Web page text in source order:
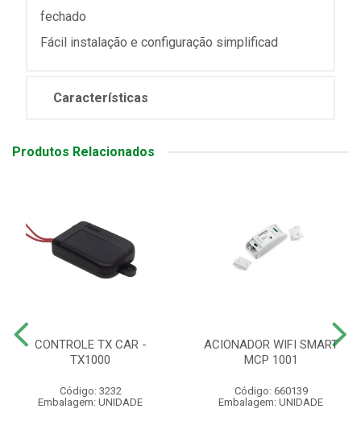
fechado
Fácil instalação e configuração simplificad
Características
Produtos Relacionados
CONTROLE TX CAR -
TX1000
Código: 3232
Embalagem: UNIDADE
ACIONADOR WIFI SMART
MCP 1001
Código: 660139
Embalagem: UNIDADE